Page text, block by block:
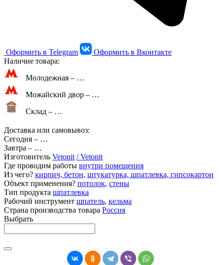
Оформить в Telegram
Оформить в Вконтакте
Наличие товара:
Молодежная – …
Можайский двор – …
Склад – …
Доставка или самовывоз:
Сегодня – …
Завтра – …
Изготовитель Vetonit / Vetonit
Где проводим работы внутри помещения
Из чего? кирпич, бетон, штукатурка, шпатлевка, гипсокартон
Объект применения? потолок, стены
Тип продукта шпатлевка
Рабочий инструмент шпатель, кельма
Страна производства товара Россия
Выбрать